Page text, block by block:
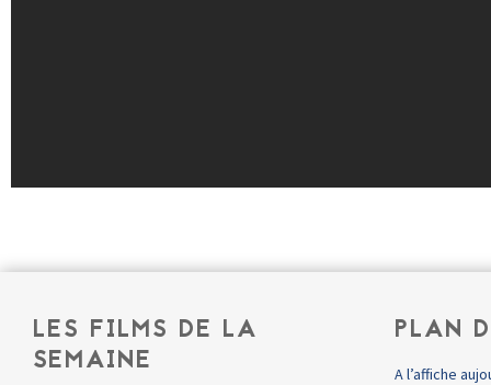
LES FILMS DE LA
SEMAINE
PLAN
A l’affiche